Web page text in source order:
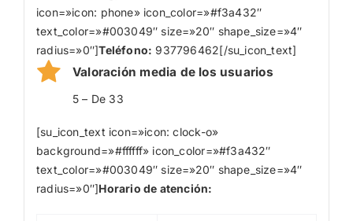
icon=»icon: phone» icon_color=»#f3a432″
text_color=»#003049″ size=»20″ shape_size=»4″
radius=»0″]Teléfono: 937796462[/su_icon_text]
Valoración media de los usuarios
5 – De 33
[su_icon_text icon=»icon: clock-o»
background=»#ffffff» icon_color=»#f3a432″
text_color=»#003049″ size=»20″ shape_size=»4″
radius=»0″]Horario de atención: